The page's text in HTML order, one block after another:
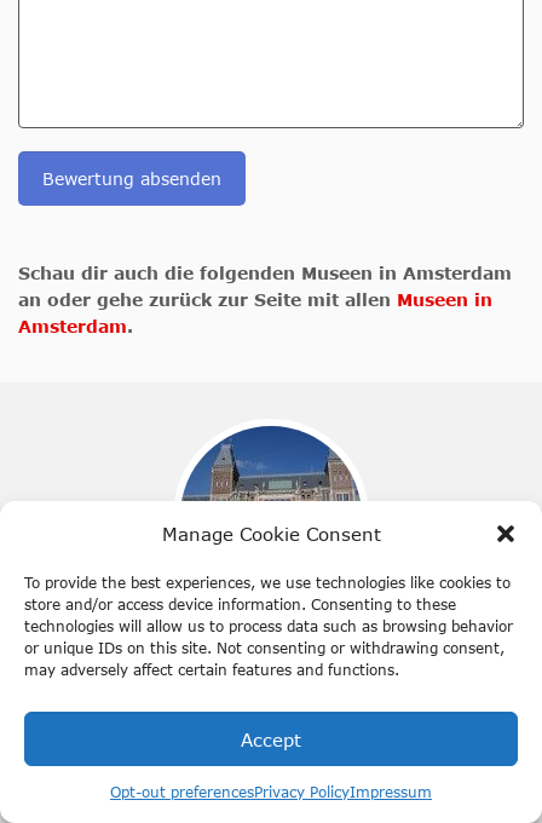
Manage Cookie Consent
To provide the best experiences, we use technologies like cookies to
store and/or access device information. Consenting to these
technologies will allow us to process data such as browsing behavior
or unique IDs on this site. Not consenting or withdrawing consent,
may adversely affect certain features and functions.
Accept
Opt-out preferencesPrivacy PolicyImpressum
Buche jetzt deine Van Gogh und
Bewertung absenden
Schau dir auch die folgenden Museen in Amsterdam
an oder gehe zurück zur Seite mit allen Museen in
Amsterdam.
Rijksmuseum
tauche ein in die Welt der schönsten Kunstsammlungen.